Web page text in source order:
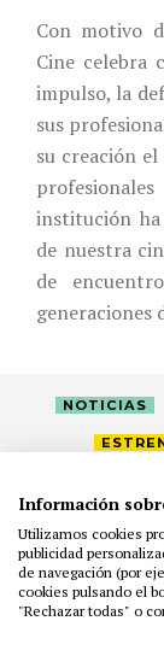
Con motivo
Cine celebra
impulso, la
sus
su creación
institución
de nuestra
de
generaciones
NOTICIAS
PRENSA
Información
Utilizamos cookies
publicidad
de navegación (por
cookies pulsando el
"Rechazar todas" o